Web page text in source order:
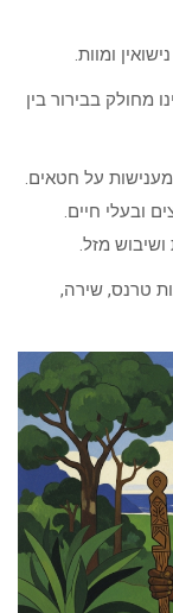
ומוות.
מחולק בבירור בין
מענישות על חטאים.
ובעלי חיים.
מזל.
טרנס, שירה,